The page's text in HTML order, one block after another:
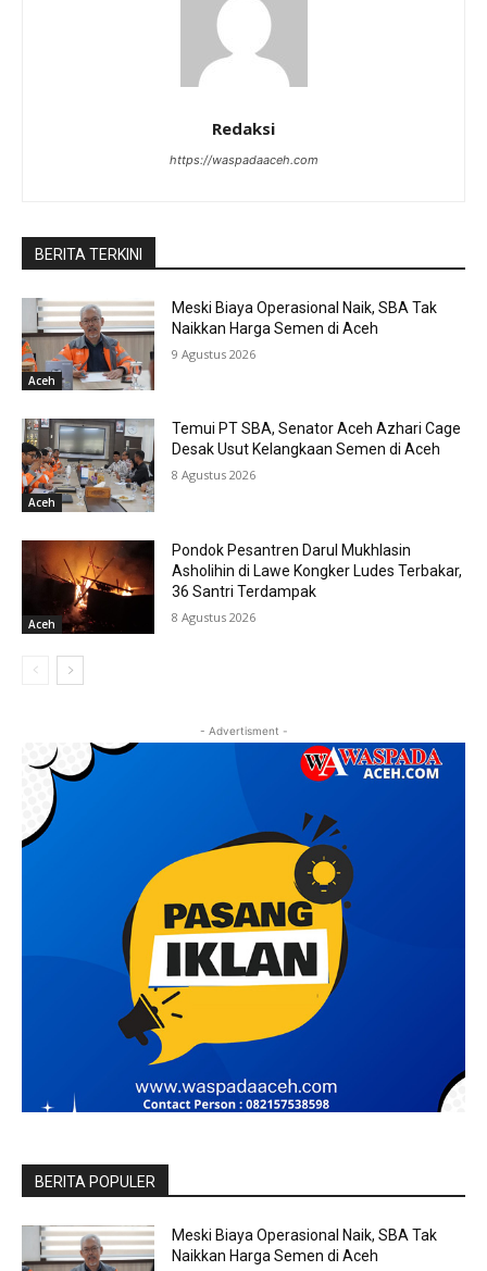
Redaksi
https://waspadaaceh.com
BERITA TERKINI
Aceh
Meski Biaya Operasional Naik, SBA Tak
Naikkan Harga Semen di Aceh
9 Agustus 2026
Aceh
Temui PT SBA, Senator Aceh Azhari Cage
Desak Usut Kelangkaan Semen di Aceh
8 Agustus 2026
Aceh
Pondok Pesantren Darul Mukhlasin
Asholihin di Lawe Kongker Ludes Terbakar,
36 Santri Terdampak
8 Agustus 2026
- Advertisment -
BERITA POPULER
Meski Biaya Operasional Naik, SBA Tak
Naikkan Harga Semen di Aceh